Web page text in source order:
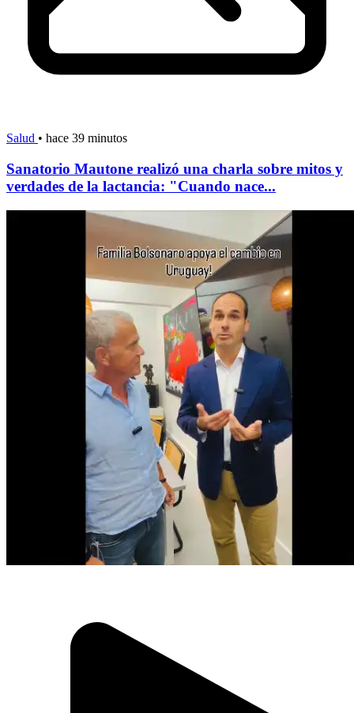
Salud • hace 39 minutos
Sanatorio Mautone realizó una charla sobre mitos y
verdades de la lactancia: "Cuando nace...